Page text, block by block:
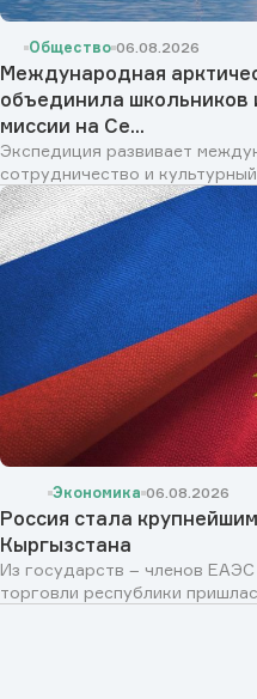
Общество 06.08.2026
Международная
объединила школьников
миссии на Се...
Экспедиция развивает
сотрудничество и
Экономика 06.08.2026
Россия стала
Кыргызстана
Из государств – членов
торговли республики